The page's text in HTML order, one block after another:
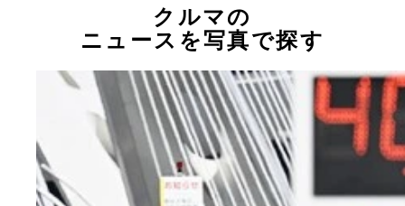
クルマの
ニュースを写真で探す